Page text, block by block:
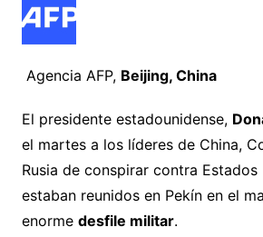
Agencia AFP, Beijing, China
El presidente estadounidense,
el martes a los líderes de China,
Rusia de conspirar contra
estaban reunidos en Pekín en el
enorme desfile militar.